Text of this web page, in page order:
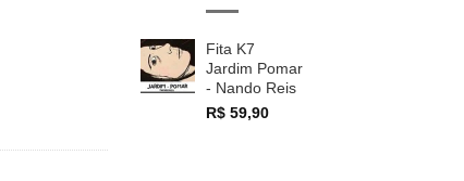
Fita K7
Jardim Pomar
- Nando Reis
R$ 59,90